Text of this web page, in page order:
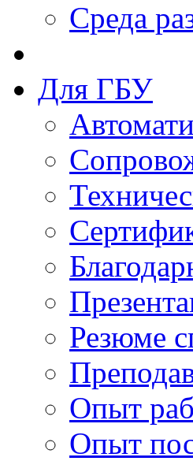
Среда
Для ГБУ
Резюме
Опыт
Опыт